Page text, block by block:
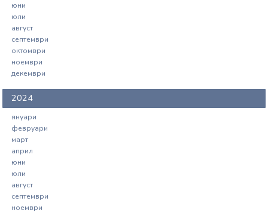
юни
юли
август
септември
октомври
ноември
декември
2024
януари
февруари
март
април
юни
юли
август
септември
ноември